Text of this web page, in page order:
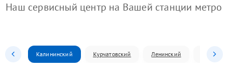
Наш сервисный центр на Вашей станции метро
Калининский Курчатовский Ленинский